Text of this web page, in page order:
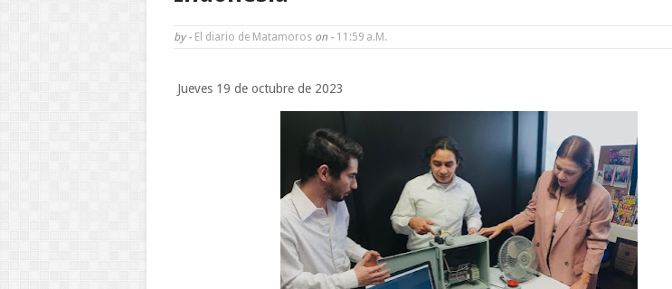
by - El diario de Matamoros on - 11:59 A.m.
Jueves 19 de octubre de 2023